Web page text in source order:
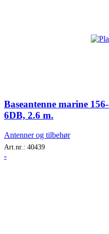
Baseantenne marine
6DB, 2.6 m.
Antenner og tilbehør
Art.nr.: 40439
-